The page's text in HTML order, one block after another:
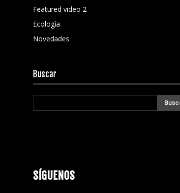
Featured video 2
Ecología
Novedades
Buscar
SÍGUENOS